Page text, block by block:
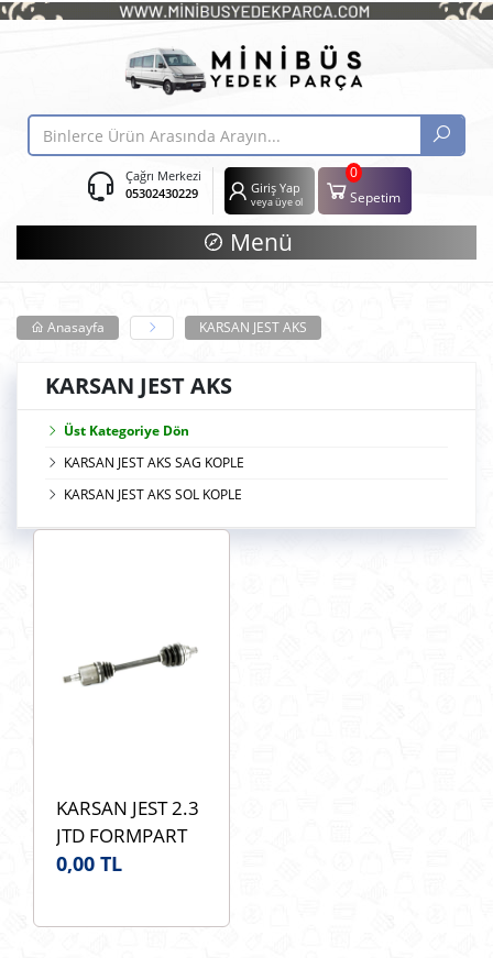
Çağrı Merkezi
05302430229
Giriş Yap
veya üye ol
0
Sepetim
Menü
Anasayfa KARSAN JEST AKS
KARSAN JEST AKS
Üst Kategoriye Dön
KARSAN JEST AKS SAG KOPLE
KARSAN JEST AKS SOL KOPLE
KARSAN JEST 2.3
JTD FORMPART
21380075/S Aks
0,00 TL